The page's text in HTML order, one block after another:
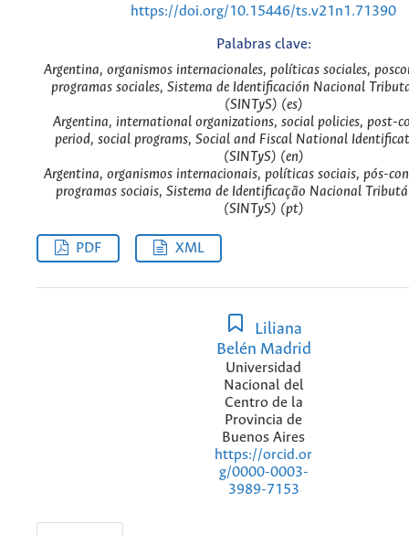
https://doi.org/10.15446/ts.v21n1.71390
Palabras clave:
Argentina, organismos internacionales, políticas sociales,
programas sociales, Sistema de Identificación Nacional
(SINTyS) (es)
Argentina, international organizations, social policies, post-
period, social programs, Social and Fiscal National
(SINTyS) (en)
Argentina, organismos internacionais, políticas sociais, pós-
programas sociais, Sistema de Identificação Nacional
(SINTyS) (pt)
PDF XML
Liliana
Belén Madrid
Universidad
Nacional del
Centro de la
Provincia de
Buenos Aires
https://orcid.or
g/0000-0003-
3989-7153